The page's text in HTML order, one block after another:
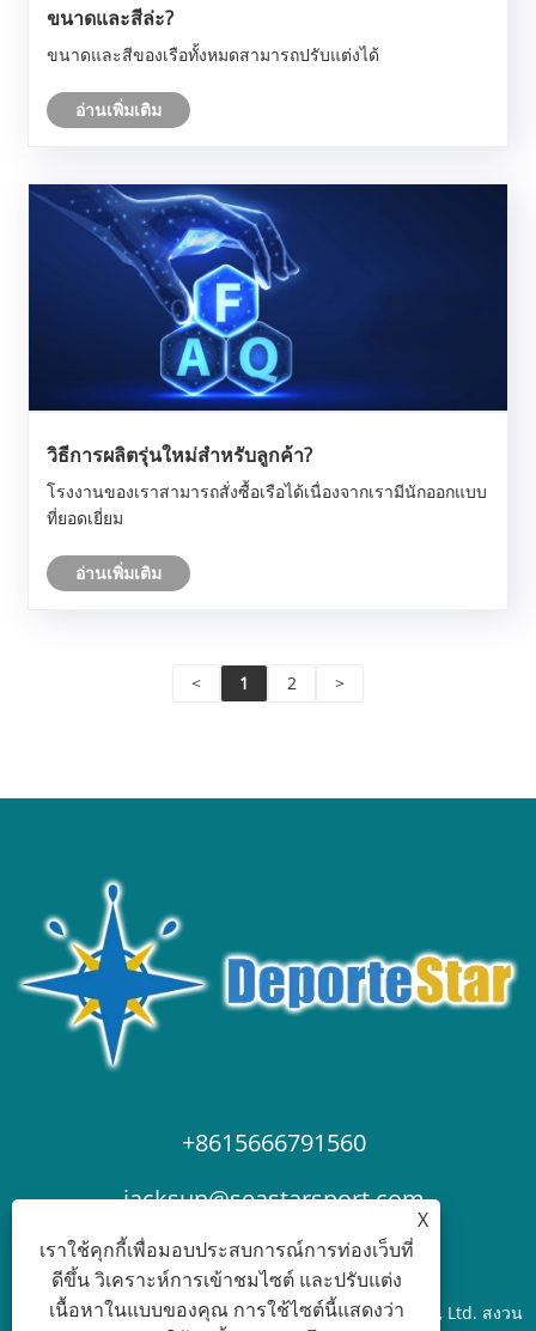
ขนาดและสีล่ะ?
ขนาดและสีของเรือทั้งหมดสามารถปรับแต่งได้
อ่านเพิ่มเติม
วิธีการผลิตรุ่นใหม่สำหรับลูกค้า?
โรงงานของเราสามารถสั่งซื้อเรือได้เนื่องจากเรามีนักออกแบบ
ที่ยอดเยี่ยม
อ่านเพิ่มเติม
< 1 2 >
+8615666791560
jacksun@seastarsport.com
ลิขสิทธิ์© 2025 Qingdao Seastar Sport Equipment Co. , Ltd. สงวน
X
เราใช้คุกกี้เพื่อมอบประสบการณ์การท่องเว็บที่
ดีขึ้น วิเคราะห์การเข้าชมไซต์ และปรับแต่ง
เนื้อหาในแบบของคุณ การใช้ไซต์นี้แสดงว่า